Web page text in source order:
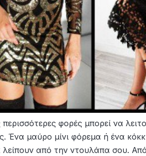
περισσότερες φορές μπορεί να
Ένα μαύρο μίνι φόρεμα ή ένα
λείπουν από την ντουλάπα σου.